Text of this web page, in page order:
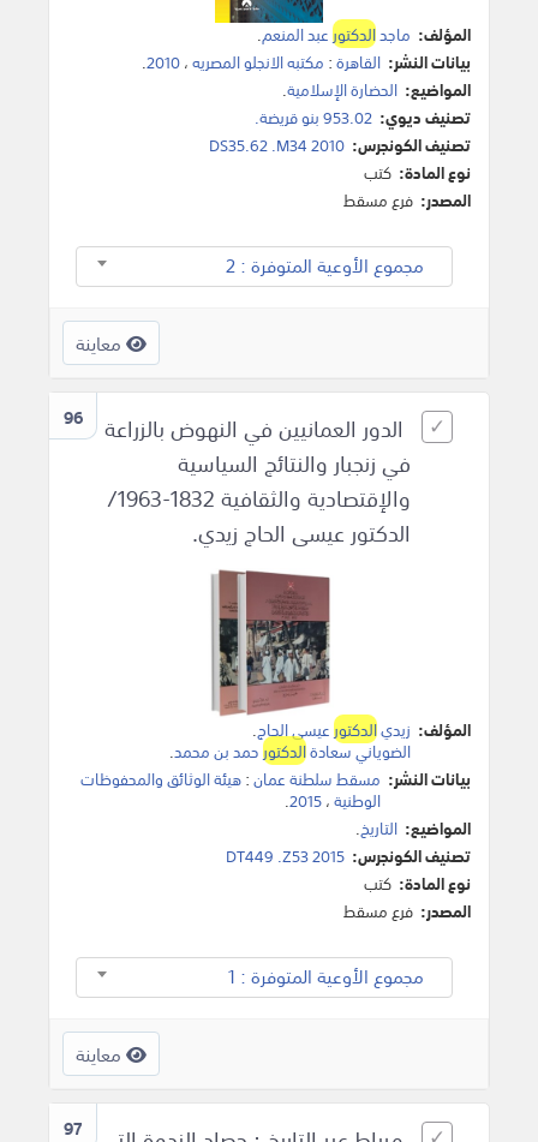
المؤلف: ماجدالدكتورعبد المنعم.
بيانات النشر: القاهرة: مكتبه الانجلو المصريه،2010
.
المواضيع: الحضارة الإسلامية.
تصنيف ديوي: 953.02 بنو قريضة.
تصنيف الكونجرس: DS35.62 .M34 2010
نوع المادة: كتب
المصدر: فرع مسقط
مجموع الأوعية المتوفرة : 2
معاينة
96
الدور العمانيين في النهوض بالزراعة
في زنجبار والنتائج السياسية
والإقتصادية والثقافية 1832-1963/
الدكتور عيسى الحاج زيدي.
المؤلف: زيديالدكتورعيسى الحاج.
الضوياني سعادةالدكتورحمد بن محمد.
بيانات النشر: مسقط سلطنة عمان:هيئة الوثائق والمحفوظات
الوطنية،2015
.
المواضيع: التاريخ.
تصنيف الكونجرس: DT449 .Z53 2015
نوع المادة: كتب
المصدر: فرع مسقط
مجموع الأوعية المتوفرة : 1
معاينة
97